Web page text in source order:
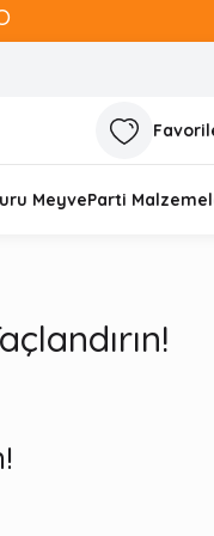
MeyveParti